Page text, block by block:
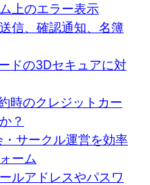
上のエラー表示
信、確認通知、名簿
ドの3Dセキュアに対
時のクレジットカー
？
サークル運営を効率
ーム
ルアドレスやパスワ